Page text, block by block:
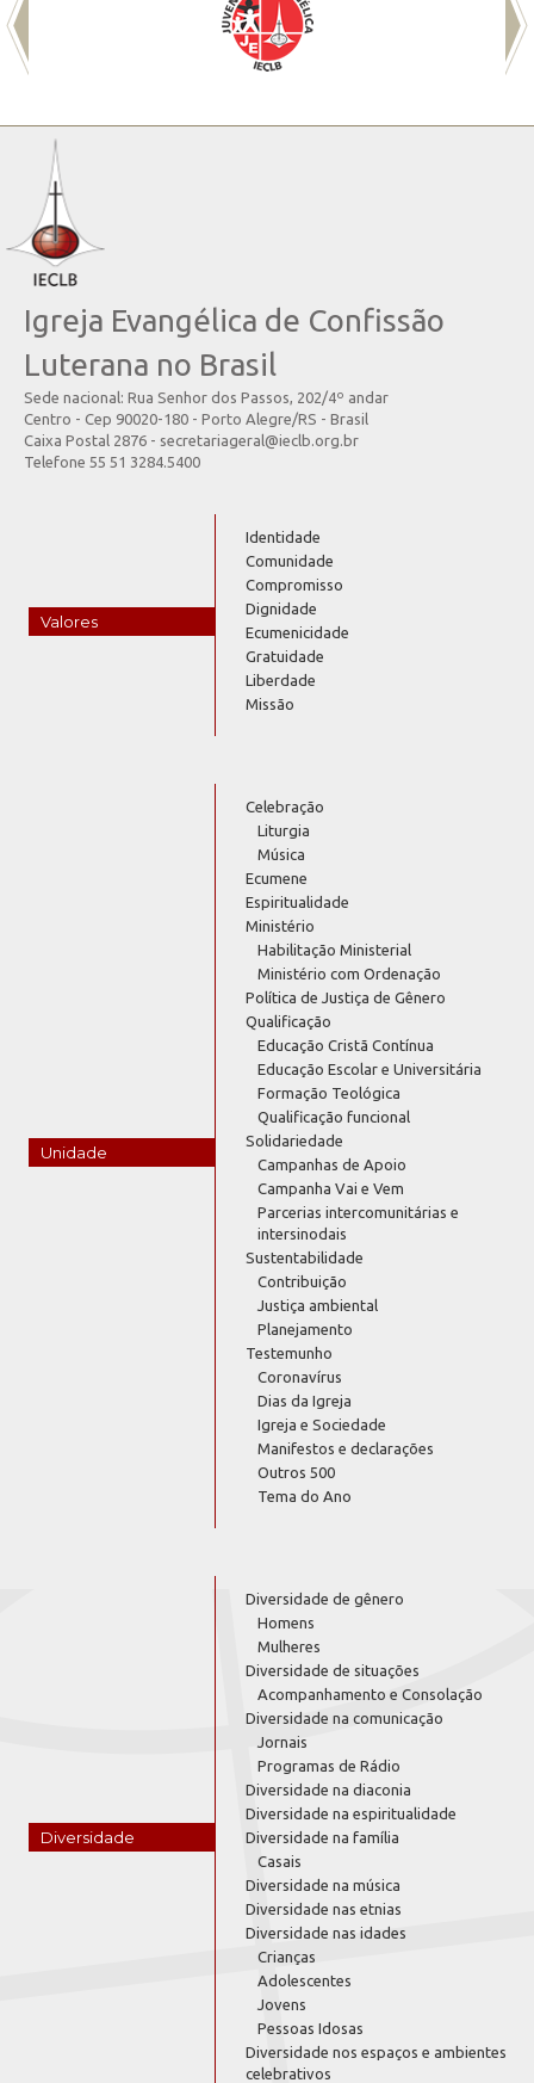
Igreja Evangélica de Confissão
Luterana no Brasil
Sede nacional: Rua Senhor dos Passos, 202/4º andar
Centro - Cep 90020-180 - Porto Alegre/RS - Brasil
Caixa Postal 2876 - secretariageral@ieclb.org.br
Telefone 55 51 3284.5400
Valores
Identidade
Comunidade
Compromisso
Dignidade
Ecumenicidade
Gratuidade
Liberdade
Missão
Unidade
Celebração
Liturgia
Música
Ecumene
Espiritualidade
Ministério
Habilitação Ministerial
Ministério com Ordenação
Política de Justiça de Gênero
Qualificação
Educação Cristã Contínua
Educação Escolar e Universitária
Formação Teológica
Qualificação funcional
Solidariedade
Campanhas de Apoio
Campanha Vai e Vem
Parcerias intercomunitárias e
intersinodais
Sustentabilidade
Contribuição
Justiça ambiental
Planejamento
Testemunho
Coronavírus
Dias da Igreja
Igreja e Sociedade
Manifestos e declarações
Outros 500
Tema do Ano
Diversidade
Diversidade de gênero
Homens
Mulheres
Diversidade de situações
Acompanhamento e Consolação
Diversidade na comunicação
Jornais
Programas de Rádio
Diversidade na diaconia
Diversidade na espiritualidade
Diversidade na família
Casais
Diversidade na música
Diversidade nas etnias
Diversidade nas idades
Crianças
Adolescentes
Jovens
Pessoas Idosas
Diversidade nos espaços e ambientes
celebrativos